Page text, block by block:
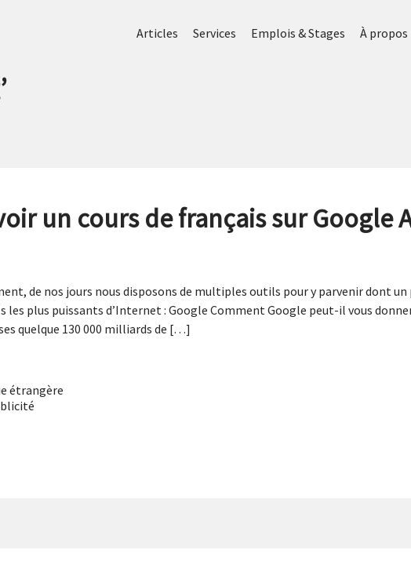
Articles Services Emplois & Stages À propos
’
un cours de français sur Google
de nos jours nous disposons de multiples outils pour y parvenir dont
plus puissants d’Internet : Google Comment Google peut-il vous
quelque 130 000 milliards de […]
étrangère